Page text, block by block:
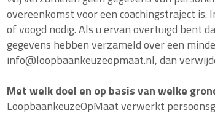
overeenkomst voor een coachingstraject is.
of voogd nodig. Als u ervan overtuigd bent
gegevens hebben verzameld over een
info@loopbaankeuzeopmaat.nl, dan
Met welk doel en op basis van welke
LoopbaankeuzeOpMaat verwerkt